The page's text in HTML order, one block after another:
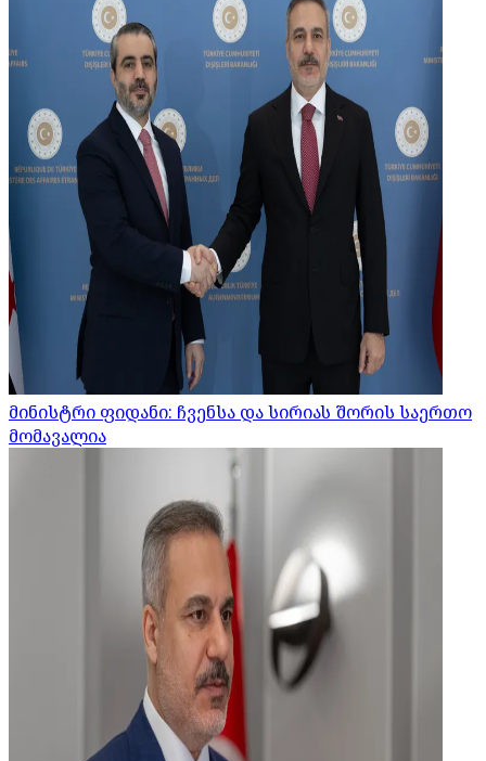
მინისტრი ფიდანი: ჩვენსა და სირიას შორის საერთო
მომავალია